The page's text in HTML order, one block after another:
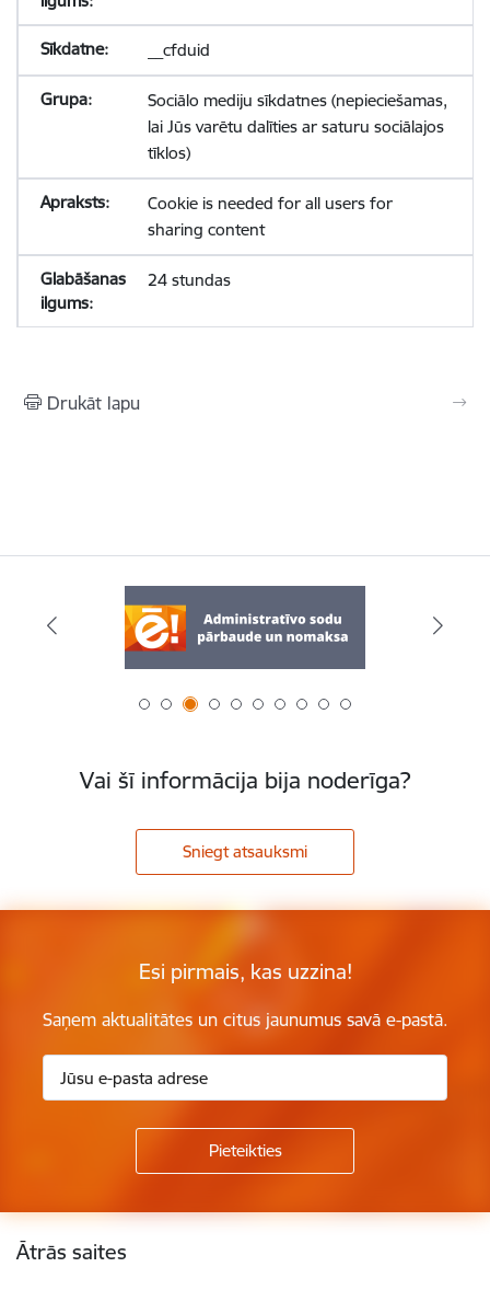
__cfduid
Sociālo mediju sīkdatnes (nepieciešamas,
lai Jūs varētu dalīties ar saturu sociālajos
tīklos)
Cookie is needed for all users for
sharing content
24 stundas
Drukāt lapu
Vai šī informācija bija noderīga?
Sniegt atsauksmi
Esi pirmais, kas uzzina!
Saņem aktualitātes un citus jaunumus savā e-pastā.
Kājene
Ātrās saites